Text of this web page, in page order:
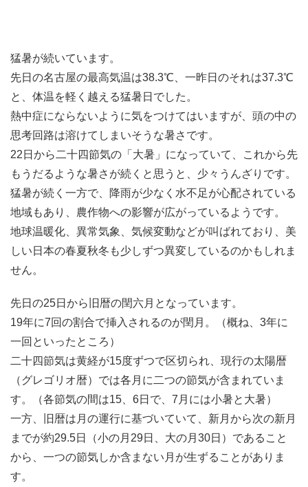
猛暑が続いています。
先日の名古屋の最高気温は38.3℃、一昨日のそれは37.3℃
と、体温を軽く越える猛暑日でした。
熱中症にならないように気をつけてはいますが、頭の中の
思考回路は溶けてしまいそうな暑さです。
22日から二十四節気の「大暑」になっていて、これから先
もうだるような暑さが続くと思うと、少々うんざりです。
猛暑が続く一方で、降雨が少なく水不足が心配されている
地域もあり、農作物への影響が広がっているようです。
地球温暖化、異常気象、気候変動などが叫ばれており、美
しい日本の春夏秋冬も少しずつ異変しているのかもしれま
せん。
先日の25日から旧暦の閏六月となっています。
19年に7回の割合で挿入されるのが閏月。（概ね、3年に
一回といったところ）
二十四節気は黄経が15度ずつで区切られ、現行の太陽暦
（グレゴリオ暦）では各月に二つの節気が含まれていま
す。（各節気の間は15、6日で、7月には小暑と大暑）
一方、旧暦は月の運行に基づいていて、新月から次の新月
までが約29.5日（小の月29日、大の月30日）であること
から、一つの節気しか含まない月が生ずることがありま
す。